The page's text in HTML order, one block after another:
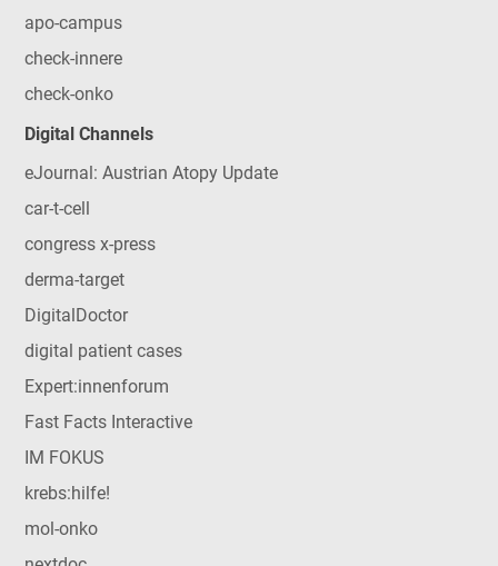
apo-campus
check-innere
check-onko
Digital Channels
eJournal: Austrian Atopy Update
car-t-cell
congress x-press
derma-target
DigitalDoctor
digital patient cases
Expert:innenforum
Fast Facts Interactive
IM FOKUS
krebs:hilfe!
mol-onko